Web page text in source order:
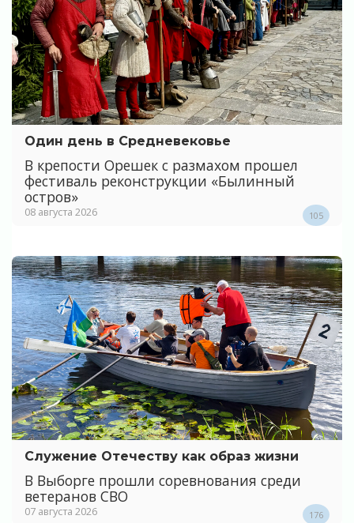
Один день в Средневековье
В крепости Орешек с размахом прошел
фестиваль реконструкции «Былинный
остров»
08 августа 2026 105
Служение Отечеству как образ жизни
В Выборге прошли соревнования среди
ветеранов СВО
07 августа 2026 176